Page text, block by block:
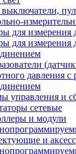
для измерения
для измерения
давления с
управления и
сетевые
и модули
и